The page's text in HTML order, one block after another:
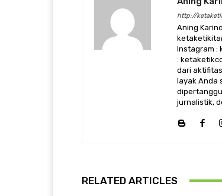
http://
Aning
Instagram :
:
dari
layak Anda
jurnalistik,
RELATED ARTICLES